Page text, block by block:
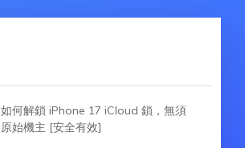
如何解鎖 iPhone 17 iCloud 鎖，無須
原始機主 [安全有效]